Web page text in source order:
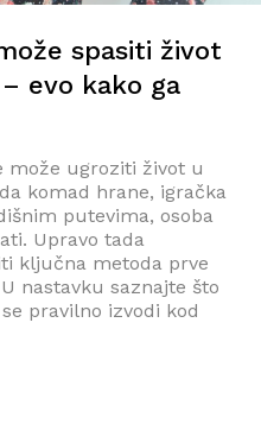
spasiti život
evo kako ga
može ugroziti život u
komad hrane, igračka
putevima, osoba
Upravo tada
ključna metoda prve
nastavku saznajte što
pravilno izvodi kod